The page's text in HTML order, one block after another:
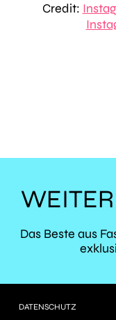
Credit:
Das Beste aus
DATENSCHUTZ